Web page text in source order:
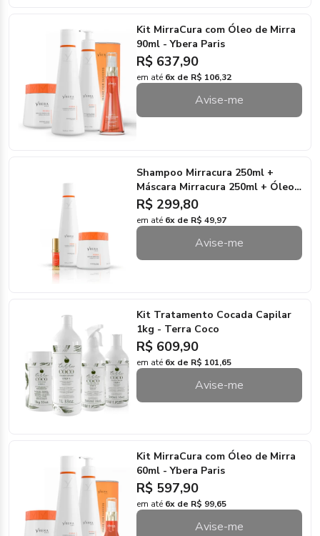
Kit MirraCura com Óleo de Mirra
90ml - Ybera Paris
R$ 637,90
em até 6x de R$ 106,32
Avise-me
Shampoo Mirracura 250ml +
Máscara Mirracura 250ml + Óleo
de Mirra 15ml - Ybera Paris
R$ 299,80
em até 6x de R$ 49,97
Avise-me
Kit Tratamento Cocada Capilar
1kg - Terra Coco
R$ 609,90
em até 6x de R$ 101,65
Avise-me
Kit MirraCura com Óleo de Mirra
60ml - Ybera Paris
R$ 597,90
em até 6x de R$ 99,65
Avise-me